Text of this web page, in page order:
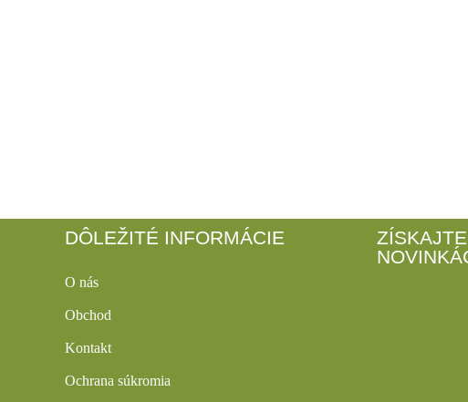
DÔLEŽITÉ INFORMÁCIE
O nás
Obchod
Kontakt
Ochrana súkromia